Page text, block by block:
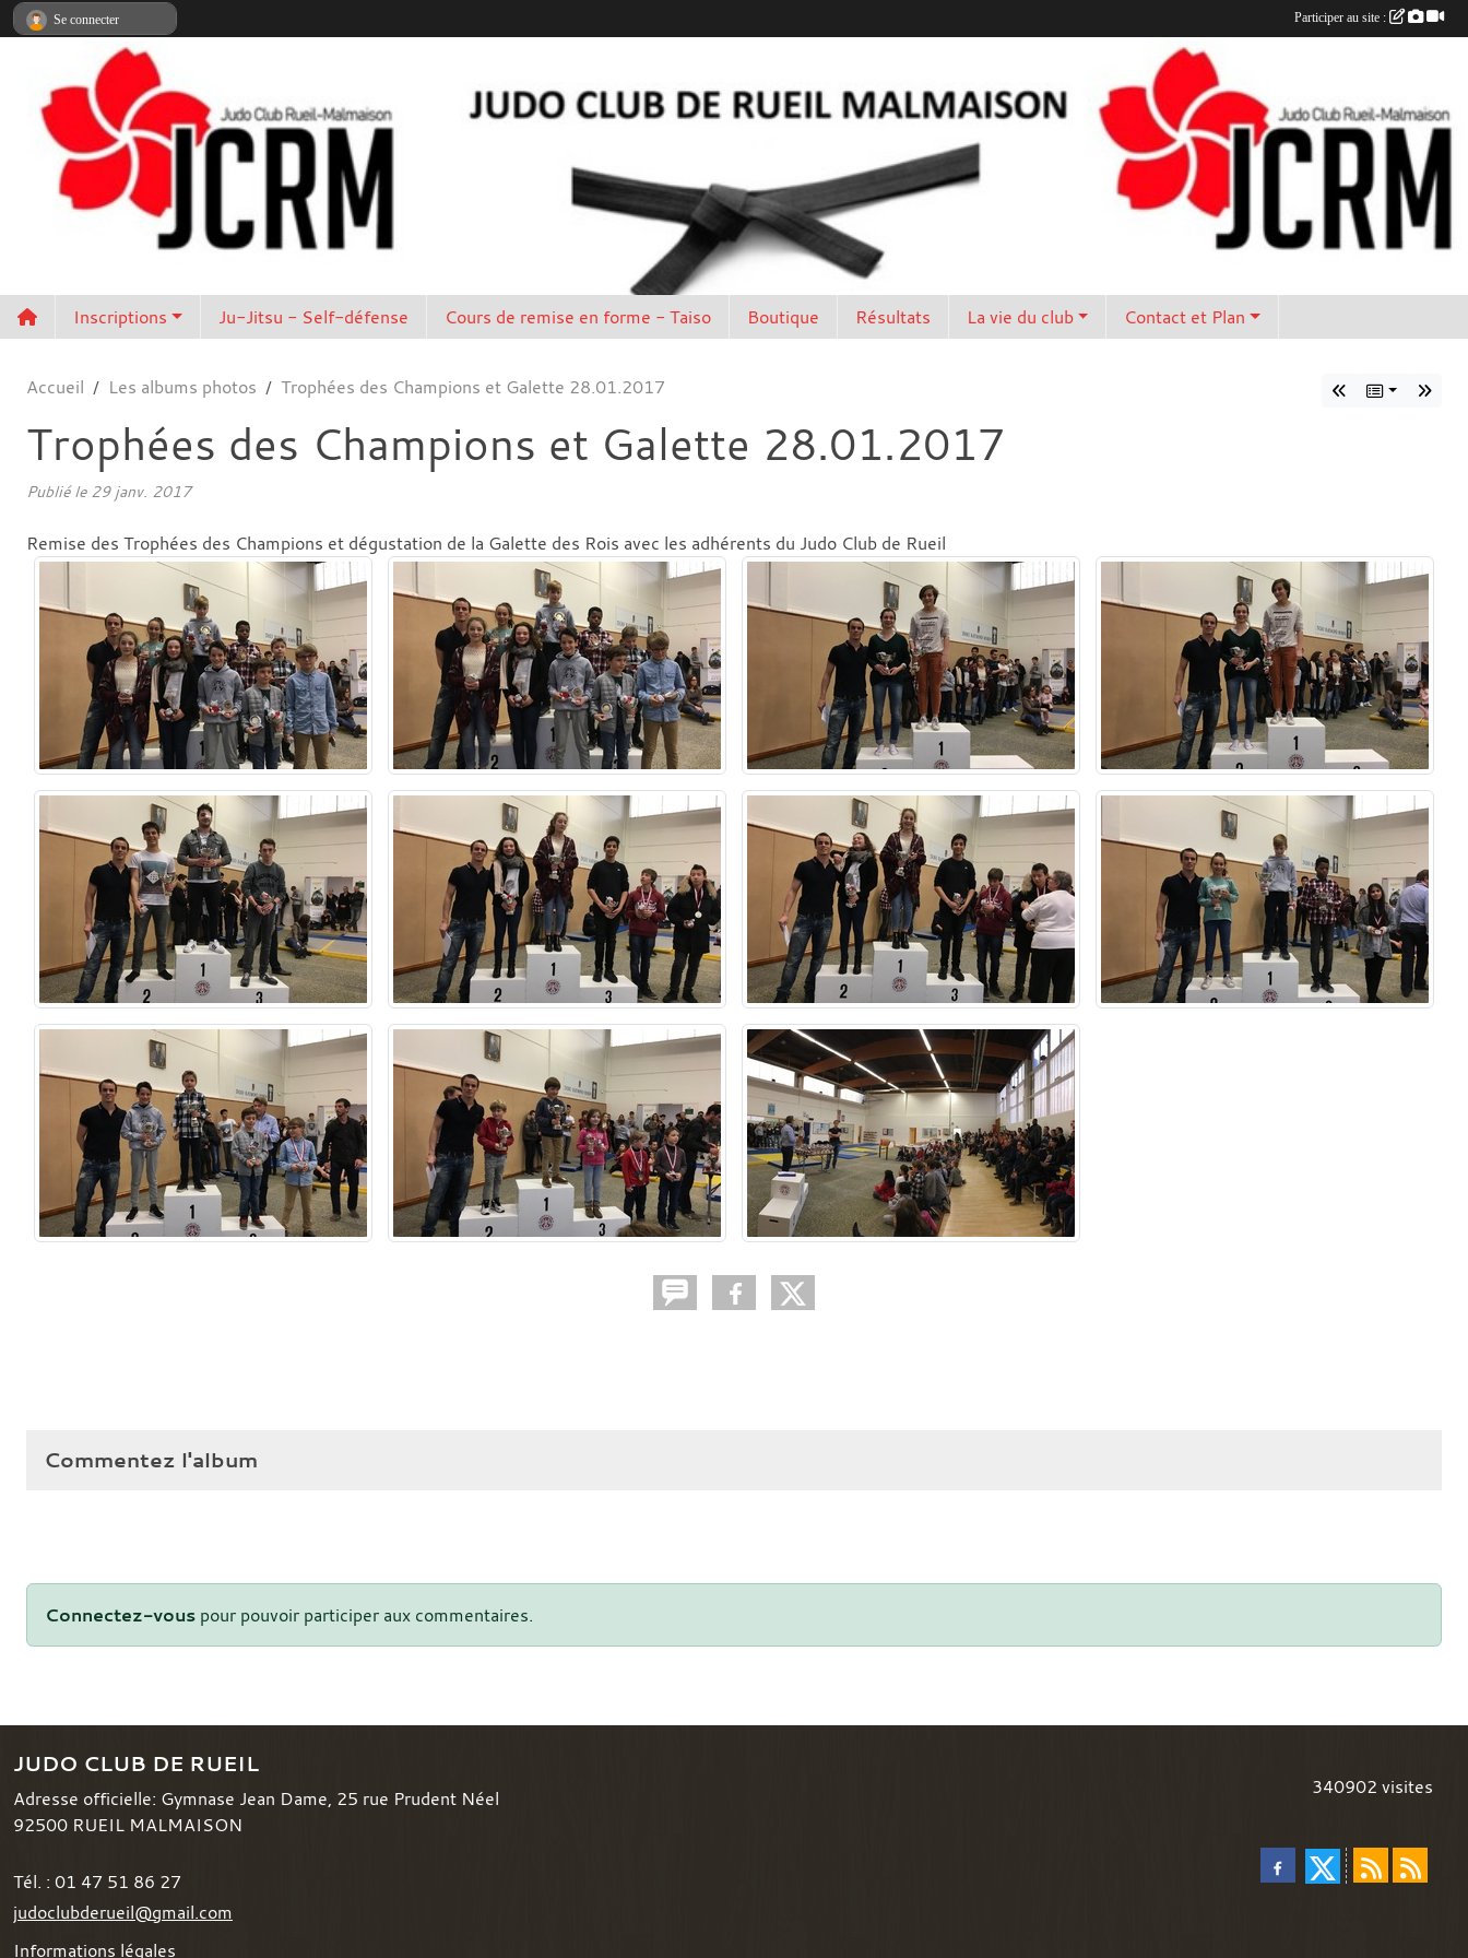
Inscriptions Ju-Jitsu - Self-défense Cours de remise en forme - Taiso Boutique Résultats La vie du club Contact et Plan
Accueil Les albums photos Trophées des Champions et Galette 28.01.2017
Trophées des Champions et Galette 28.01.2017
Publié le 29 janv. 2017
Remise des Trophées des Champions et dégustation de la Galette des Rois avec les adhérents du Judo Club de Rueil
Commentez l'album
Connectez-vous pour pouvoir participer aux commentaires.
JUDO CLUB DE RUEIL
Adresse officielle: Gymnase Jean Dame, 25 rue Prudent Néel
92500 RUEIL MALMAISON
Tél. : 01 47 51 86 27
judoclubderueil@gmail.com
Informations légales
340902 visites
Se connecter Participer au site :
Panneau de gestion des cookies